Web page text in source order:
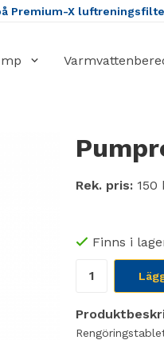
Premium-X
Rek. pris: 150
Finns i